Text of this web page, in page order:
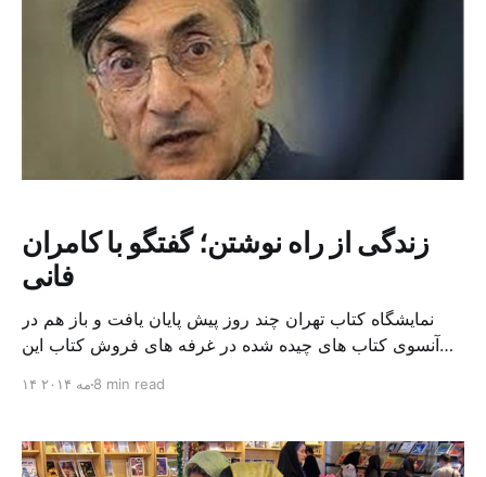
زندگی از راه نوشتن؛ گفتگو با کامران
فانی
نمایشگاه کتاب تهران چند روز پیش پایان یافت و باز هم در
آنسوی کتاب های چیده شده در غرفه های فروش کتاب این
نوشتن زندگی کند؟ آیا رویای نویسنده حرفه ای بودن به معنای
۱۴ مه ۲۰۱۴ 8 min read